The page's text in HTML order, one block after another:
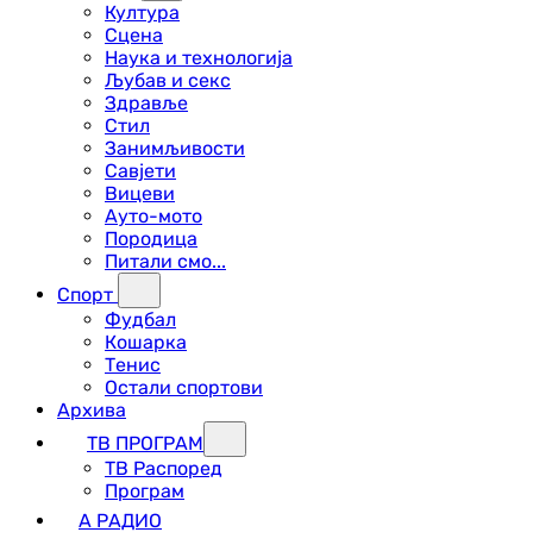
Култура
Сцена
Наука и технологија
Љубав и секс
Здравље
Стил
Занимљивости
Савјети
Вицеви
Ауто-мото
Породица
Питали смо...
Спорт
Фудбал
Кошарка
Тенис
Остали спортови
Архива
ТВ ПРОГРАМ
ТВ Распоред
Програм
А РАДИО